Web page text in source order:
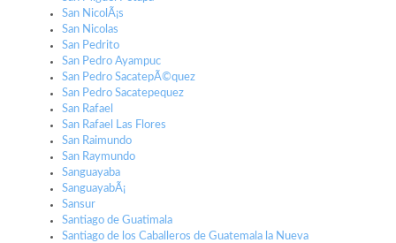
San NicolÃ¡s
San Nicolas
San Pedrito
San Pedro Ayampuc
San Pedro SacatepÃ©quez
San Pedro Sacatepequez
San Rafael
San Rafael Las Flores
San Raimundo
San Raymundo
Sanguayaba
SanguayabÃ¡
Sansur
Santiago de Guatimala
Santiago de los Caballeros de Guatemala la Nueva